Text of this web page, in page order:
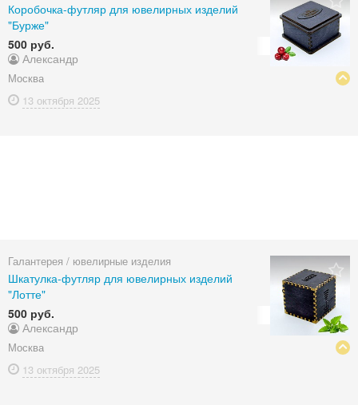
Коробочка-футляр для ювелирных изделий
"Бурже"
500 руб.
Александр
Москва
13 октября 2025
Галантерея / ювелирные изделия
Шкатулка-футляр для ювелирных изделий
"Лотте"
500 руб.
Александр
Москва
13 октября 2025